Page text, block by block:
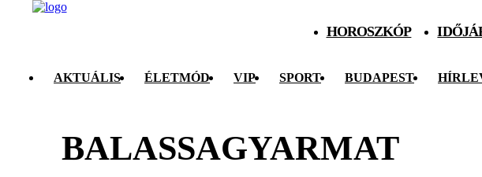
HOROSZKÓP
AKTUÁLIS ÉLETMÓD VIP SPORT BUDAPEST
BALASSAGYARMAT